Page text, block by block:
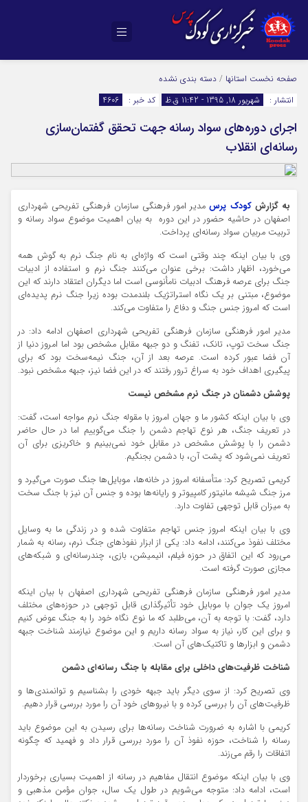
صفحه نخست استانها / دسته بندی نشده
انتشار :
شهریور 18, 1395 - 11:42 ق.ظ کد خبر : 4606
اجرای دوره‌های سواد رسانه جهت تحقق گفتمان‌سازی
رسانه‌ای انقلاب
به گزارشکودک پرس مدیر امور فرهنگی سازمان فرهنگی تفریحی شهرداری
اصفهان در حاشیه حضور در این دوره به بیان اهمیت موضوع سواد رسانه و
تربیت مربیان سواد رسانه‌ای پرداخت.
وی با بیان اینکه چند وقتی است که واژه‌ای به نام جنگ نرم به گوش همه
می‌خورد، اظهار داشت: برخی عنوان می‌کنند جنگ نرم و استفاده از ادبیات
جنگ برای عرصه فرهنگ ادبیات نامأنوسی است اما دیگران اعتقاد دارند که این
موضوع، مبتنی بر یک نگاه استراتژیک بلندمدت بوده زیرا جنگ نرم پدیده‌ای
است که امروز جنس جنگ و دفاع را متفاوت می‌کند.
مدیر امور فرهنگی سازمان فرهنگی تفریحی شهرداری اصفهان ادامه داد: در
جنگ سخت توپ، تانک، تفنگ و دو جبهه مقابل مشخص بود اما امروز دنیا از
آن فضا عبور کرده است. عرصه بعد از آن، جنگ نیمه‌سخت بود که برای
پیگیری اهداف خود به سراغ ترور رفتند که در این فضا نیز، جبهه مشخص نبود.
پوشش دشمنان در جنگ نرم مشخص نیست
وی با بیان اینکه کشور ما و جهان امروز با مقوله جنگ نرم مواجه است، گفت:
در تعریف جنگ، هر نوع تهاجم دشمن را جنگ می‌گوییم اما در حال حاضر
دشمن را با پوشش مشخص در مقابل خود نمی‌بینیم و خاکریزی برای آن
تعریف نمی‌شود که پشت آن، با دشمن بجنگیم.
کریمی تصریح کرد: متأسفانه امروز در خانه‌ها، موبایل‌ها جنگ صورت می‌گیرد و
مرز جنگ شیشه مانیتور کامپیوتر و رایانه‌ها بوده و جنس آن نیز با جنگ سخت
به میزان قابل توجهی تفاوت دارد.
وی با بیان اینکه امروز جنس تهاجم متفاوت شده و در زندگی ما به وسایل
مختلف نفوذ می‌کنند، ادامه داد: یکی از ابزار نفوذهای جنگ نرم، رسانه به شمار
می‌رود که این اتفاق در حوزه فیلم، انیمیشن، بازی، چندرسانه‌ای و شبکه‌های
مجازی صورت گرفته است.
مدیر امور فرهنگی سازمان فرهنگی تفریحی شهرداری اصفهان با بیان اینکه
امروز یک جوان با موبایل خود تأثیرگذاری قابل توجهی در حوزه‌های مختلف
دارد، گفت: با توجه به آن، می‌طلبد که ما نوع نگاه خود را به جنگ عوض کنیم
و برای این کار، نیاز به سواد رسانه داریم و این موضوع نیازمند شناخت جبهه
دشمن و ابزارها و تاکتیک‌های آن است.
شناخت ظرفیت‌های داخلی برای مقابله با جنگ رسانه‌ای دشمن
وی تصریح کرد: از سوی دیگر باید جبهه خودی را بشناسیم و توانمندی‌ها و
ظرفیت‌های آن را بررسی کرده و با نیروهای خود آن را مورد بررسی قرار دهیم.
کریمی با اشاره به ضرورت شناخت رسانه‌ها برای رسیدن به این موضوع باید
رسانه را شناخت، حوزه نفوذ آن را مورد بررسی قرار داد و فهمید که چگونه
اتفاقات را رقم می‌زند.
وی با بیان اینکه موضوع انتقال مفاهیم در رسانه از اهمیت بسیاری برخوردار
است، ادامه داد: متوجه می‌شویم در طول یک سال، جوان مؤمن مذهبی و